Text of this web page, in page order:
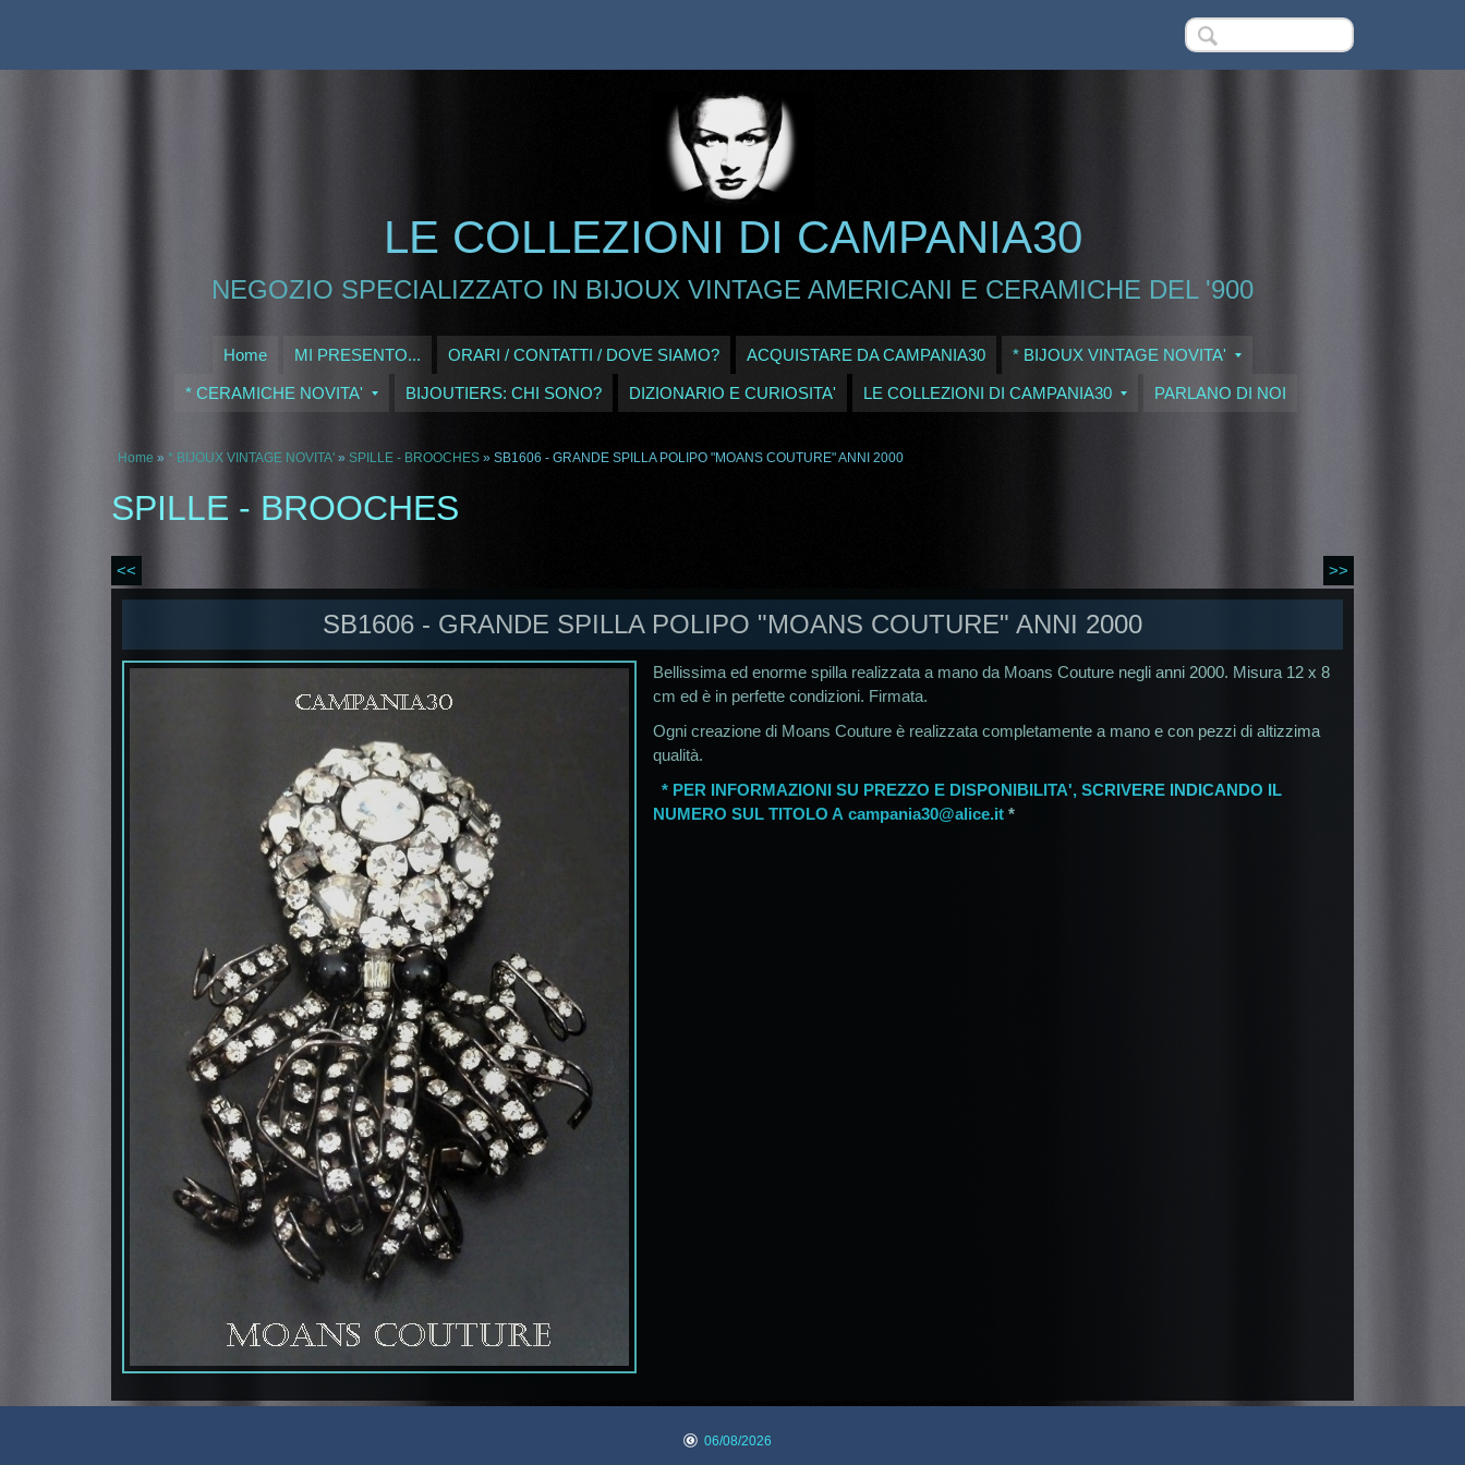
LE COLLEZIONI DI CAMPANIA30
NEGOZIO SPECIALIZZATO IN BIJOUX VINTAGE AMERICANI E CERAMICHE DEL '900
Home MI PRESENTO... ORARI / CONTATTI / DOVE SIAMO? ACQUISTARE DA CAMPANIA30 * BIJOUX VINTAGE NOVITA'
* CERAMICHE NOVITA' BIJOUTIERS: CHI SONO? DIZIONARIO E CURIOSITA' LE COLLEZIONI DI CAMPANIA30 PARLANO DI NOI
Home » * BIJOUX VINTAGE NOVITA' » SPILLE - BROOCHES » SB1606 - GRANDE SPILLA POLIPO "MOANS COUTURE" ANNI 2000
SPILLE - BROOCHES
<< >>
SB1606 - GRANDE SPILLA POLIPO "MOANS COUTURE" ANNI 2000
Bellissima ed enorme spilla realizzata a mano da Moans Couture negli anni 2000. Misura 12 x 8
cm ed è in perfette condizioni. Firmata.
Ogni creazione di Moans Couture è realizzata completamente a mano e con pezzi di altizzima
qualità.
* PER INFORMAZIONI SU PREZZO E DISPONIBILITA', SCRIVERE INDICANDO IL
NUMERO SUL TITOLO A campania30@alice.it *
06/08/2026